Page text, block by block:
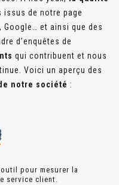
issus de notre page
Google… et ainsi que des
d’enquêtes de
qui contribuent et nous
Voici un aperçu des
notre société :
pour mesurer la
service client.